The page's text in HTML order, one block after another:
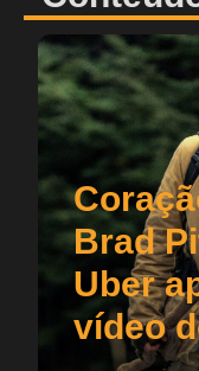
Brad
Uber
vídeo